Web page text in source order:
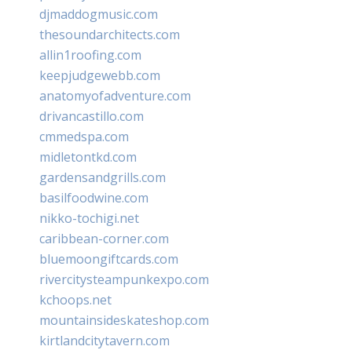
djmaddogmusic.com
thesoundarchitects.com
allin1roofing.com
keepjudgewebb.com
anatomyofadventure.com
drivancastillo.com
cmmedspa.com
midletontkd.com
gardensandgrills.com
basilfoodwine.com
nikko-tochigi.net
caribbean-corner.com
bluemoongiftcards.com
rivercitysteampunkexpo.com
kchoops.net
mountainsideskateshop.com
kirtlandcitytavern.com